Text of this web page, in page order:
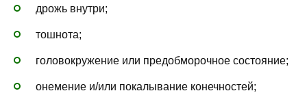
дрожь внутри;
тошнота;
головокружение или предобморочное состояние;
онемение и/или покалывание конечностей;